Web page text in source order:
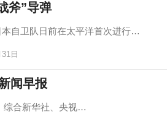
斧”导弹
自卫队日前在太平洋首次进行…
日
闻早报
综合新华社、央视…